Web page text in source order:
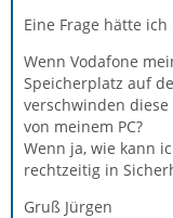
Eine Frage hätte ich
Wenn Vodafone
Speicherplatz auf
verschwinden
von meinem PC?
Wenn ja, wie kann
rechtzeitig in
Gruß Jürgen